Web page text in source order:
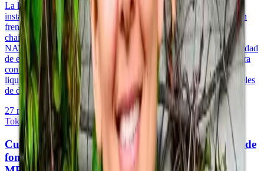
La liquidación atómica de entrega contra pago y la finalidad casi
instantánea están entre las ventajas más citadas de la tokenización
frente a la liquidación tradicional en T+2. Pero la liquidación on-
chain depende de datos que se originan off-chain —cálculos de
NAV, devengos de ingresos, valuaciones de activos— y la fiabilidad
de esa cadena de datos determina si la liquidación on-chain genera
confianza o agrava el riesgo. Este artículo cubre la mecánica de
liquidación, la arquitectura DvP, el problema del oráculo y los rieles
de distribución con stablecoins.
27 may 2026·10 min de lectura
Tokenización y Activos del Mundo Real
Custodia de activos digitales para participaciones de
fondos tokenizadas: custodios calificados, wallets